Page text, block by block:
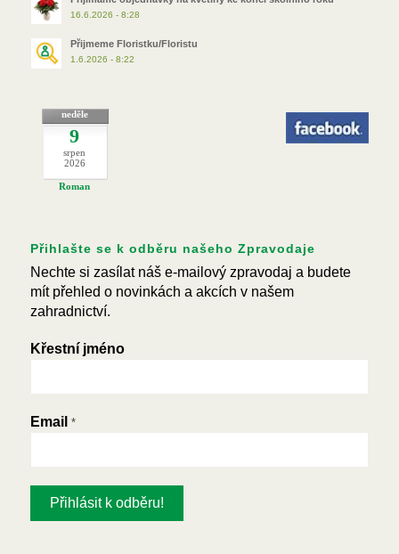
16.6.2026 - 8:28
Přijmeme Floristku/Floristu
1.6.2026 - 8:22
neděle
9
srpen
2026
Roman
Přihlašte se k odběru našeho Zpravodaje
Nechte si zasílat náš e-mailový zpravodaj a budete
mít přehled o novinkách a akcích v našem
zahradnictví.
Křestní jméno
Email *